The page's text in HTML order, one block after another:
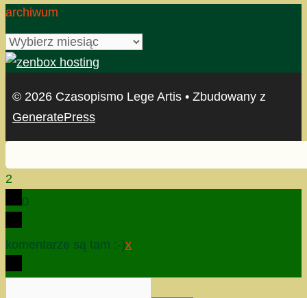
archiwum
archiwum
© 2026 Czasopismo Lege Artis • Zbudowany z
GeneratePress
2
0
komentarze są tam :-)x